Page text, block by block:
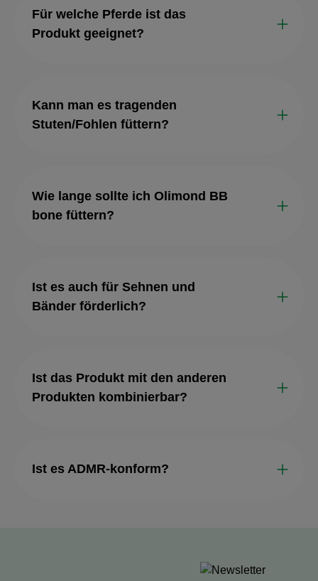
Für welche Pferde ist das
Produkt geeignet?
Kann man es tragenden
Stuten/Fohlen füttern?
Wie lange sollte ich Olimond BB
bone füttern?
Ist es auch für Sehnen und
Bänder förderlich?
Ist das Produkt mit den anderen
Produkten kombinierbar?
Ist es ADMR-konform?